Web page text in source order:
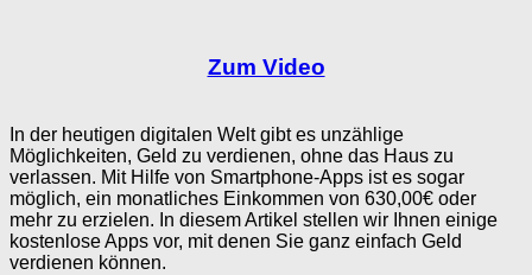
Zum Video
In der heutigen digitalen Welt gibt es unzählige
Möglichkeiten, Geld zu verdienen, ohne das Haus zu
verlassen. Mit Hilfe von Smartphone-Apps ist es sogar
möglich, ein monatliches Einkommen von 630,00€ oder
mehr zu erzielen. In diesem Artikel stellen wir Ihnen einige
kostenlose Apps vor, mit denen Sie ganz einfach Geld
verdienen können.